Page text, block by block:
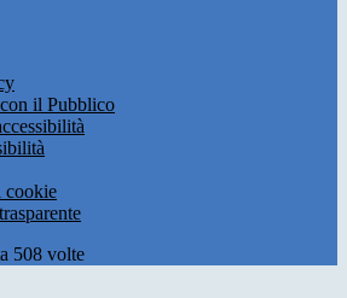
il Pubblico
cookie
508 volte